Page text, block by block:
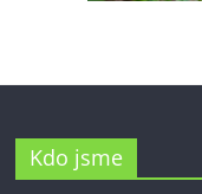
Kdo jsme